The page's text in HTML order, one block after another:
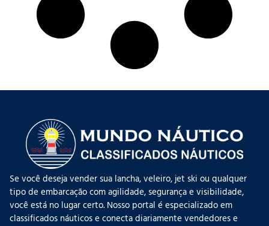
Se você deseja vender sua lancha, veleiro, jet ski ou qualquer
tipo de embarcação com agilidade, segurança e visibilidade,
você está no lugar certo. Nosso portal é especializado em
classificados náuticos e conecta diariamente vendedores e